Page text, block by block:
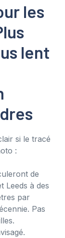
les
lent
si le tracé
:
de
Leeds à des
par
Pas